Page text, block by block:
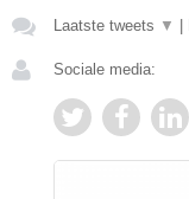
Laatste tweets ▼
Sociale media: